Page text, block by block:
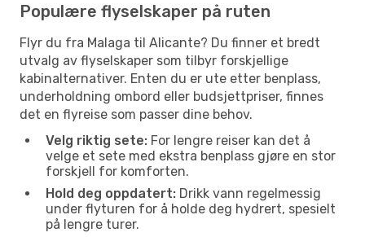
Populære flyselskaper på ruten
Flyr du fra Malaga til Alicante? Du finner et bredt
utvalg av flyselskaper som tilbyr forskjellige
kabinalternativer. Enten du er ute etter benplass,
underholdning ombord eller budsjettpriser, finnes
det en flyreise som passer dine behov.
Velg riktig sete: For lengre reiser kan det å
velge et sete med ekstra benplass gjøre en stor
forskjell for komforten.
Hold deg oppdatert: Drikk vann regelmessig
under flyturen for å holde deg hydrert, spesielt
på lengre turer.